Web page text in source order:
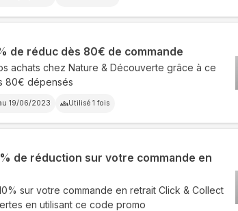
de réduc dès 80€ de commande
achats chez Nature & Découverte grâce à ce
80€ dépensés
19/06/2023 Utilisé 1 fois
de réduction sur votre commande en
sur votre commande en retrait Click & Collect
en utilisant ce code promo